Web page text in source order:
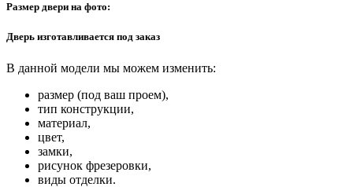
Размер двери на фото:
Дверь изготавливается под заказ
В данной модели мы можем изменить:
размер (под ваш проем),
тип конструкции,
материал,
цвет,
замки,
рисунок фрезеровки,
виды отделки.